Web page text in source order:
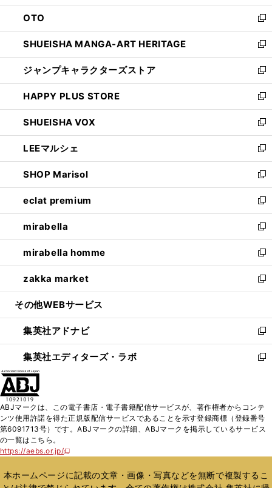
ウ
で
開
く
ン
ド
ウ
で
開
く
OTO
新
し
い
ウ
ィ
ン
ド
ウ
で
開
く
SHUEISHA MANGA-ART HERITAGE
新
し
い
ウ
ィ
ン
ド
ウ
で
開
く
ジャンプキャラクターズストア
新
し
い
ウ
ィ
ン
ド
ウ
で
開
く
HAPPY PLUS STORE
新
し
い
ウ
ィ
ン
ド
ウ
で
開
く
SHUEISHA VOX
新
し
い
ウ
ィ
ン
ド
ウ
で
開
く
LEEマルシェ
新
し
い
ウ
ィ
ン
ド
ウ
で
開
く
SHOP Marisol
新
し
い
ウ
ィ
ン
ド
ウ
で
開
eclat premium
新
し
い
ウ
ィ
ン
ド
ウ
開
く
mirabella
新
し
い
ウ
ィ
ン
ウ
で
開
く
mirabella homme
新
し
い
ウ
ン
ド
ウ
で
zakka market
新
し
ウ
ィ
ン
ド
く
その他WEBサービス
集英社アドナビ
新
し
い
ド
ウ
で
集英社エディターズ・ラボ
新
ィ
ン
ド
開
ABJマークは、この電子書店・電子書籍配信サービスが、著作権者からコンテ
ンツ使用許諾を得た正規版配信サービスであることを示す登録商標（登録番号
第6091713号）です。ABJマークの詳細、ABJマークを掲示しているサービス
の一覧はこちら。
https://aebs.or.jp/
新
い
ウ
本ホームページに記載の文章・画像・写真などを無断で複製するこ